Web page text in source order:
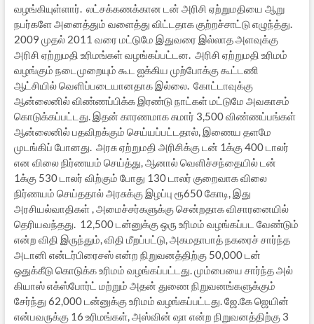
வழங்கியுள்ளார். லட்சக்கணக்கான டன் அரிசி ஏற்றுமதியை ஆறு
நபர்களே அனைத்தும் வளைத்து விட்டதாக குற்றச்சாட்டு எழுந்த்து.
2009 முதல் 2011 வரை மட்டுமே இதுவரை இல்லாத அளவுக்கு
அரிசி ஏற்றுமதி உரிமங்கள் வழங்கப்பட்டன. அரிசி ஏற்றுமதி உரிமம்
வழங்கும் நடைமுறையும் கூட ஐக்கிய முற்போக்கு கூட்டணி
ஆட்சியில் வெளிப்படையானதாக இல்லை. கோட்டாவுக்கு
ஆன்லைனில் விண்ணப்பிக்க இரண்டு நாட்கள் மட்டுமே அவகாசம்
கொடுக்கப்பட்டது. இதன் காரணமாக சுமார் 3,500 விண்ணப்பங்கள்
ஆன்லைனில் பதவிறக்கும் செய்யப்பட்டதால், இணைய தளமே
முடங்கிப் போனது. அரசு ஏற்றுமதி அரிசிக்கு டன் 1க்கு 400 டாலர்
என விலை நிர்ணயம் செய்த்து, ஆனால் வெளிச்சந்தையில் டன்
1க்கு 530 டாலர் விற்கும் போது 130 டாலர் குறைவாக விலை
நிர்ணயம் செய்ததால் அரசுக்கு இழப்பு ரூ650 கோடி, இது
அரசியல்வாதிகள் , அமைச்சர்களுக்கு சென்றதாக விசாரனையில்
தெரியவந்தது. 12,500 டன்னுக்கு ஒரு உரிமம் வழங்கப்பட வேண்டும்
என்ற விதி இருந்தும், விதி மீறப்பட்டு, அகமதாபாத் நகரைச் சார்ந்த
அடானி என்டர்பிரைசஸ் என்ற நிறுவனத்திற்கு 50,000 டன்
ஒதுக்கீடு கொடுக்க உரிமம் வழங்கப்பட்டது. மும்பையை சார்ந்த அல்
கியாஸ் எக்ஸ்போர்ட் மற்றும் அதன் துணை நிறுவனங்களுக்கும்
சேர்ந்து 62,000 டன்னுக்கு உரிமம் வழங்கப்பட்டது. ஜே.கே ஜெயின்
என்பவருக்கு 16 உரிமங்கள், அஸ்வின் ஷா என்ற நிறுவனத்திற்கு 3